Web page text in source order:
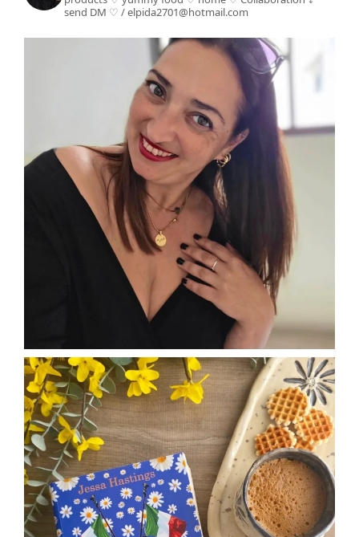
send DM ♡ / elpida2701@hotmail.com